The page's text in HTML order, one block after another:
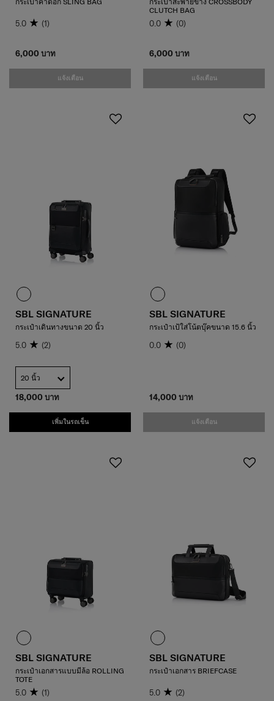
6,000 บาท
แจ้งเตือน
5.0 (1)
6,000 บาท
แจ้งเตือน
CLUTCH BAG
0.0 (0)
18,000 บาท
เพิ่มในรถเข็น
SBL SIGNATURE
กระเป๋าเดินทางขนาด 20 นิ้ว
5.0 (2)
20 นิ้ว
14,000 บาท
แจ้งเตือน
SBL SIGNATURE
กระเป๋าเป้ใส่โน้ตบุ๊คขนาด 15.6 นิ้ว
0.0 (0)
SBL SIGNATURE
กระเป๋าเอกสารแบบมีล้อ ROLLING
TOTE
5.0 (1)
SBL SIGNATURE
กระเป๋าเอกสาร BRIEFCASE
5.0 (2)